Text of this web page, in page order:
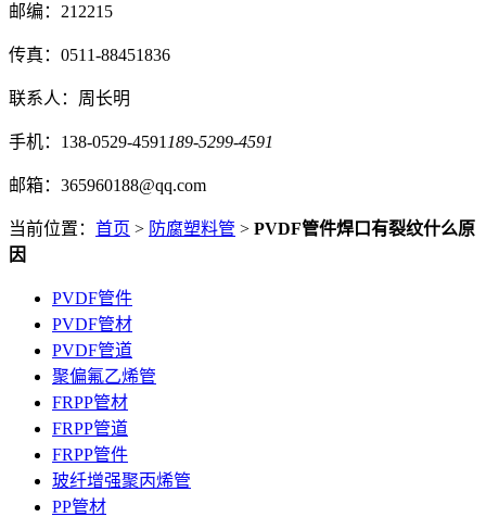
邮编：212215
传真：0511-88451836
联系人：周长明
手机：138-0529-4591 189-5299-4591
邮箱：365960188@qq.com
当前位置： 首页 > 防腐塑料管 > PVDF管件焊口有裂纹什么原
因
PVDF管件
PVDF管材
PVDF管道
聚偏氟乙烯管
FRPP管材
FRPP管道
FRPP管件
玻纤增强聚丙烯管
PP管材